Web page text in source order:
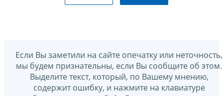
Если Вы заметили на сайте опечатку или неточность,
мы будем признательны, если Вы сообщите об этом.
Выделите текст, который, по Вашему мнению,
содержит ошибку, и нажмите на клавиатуре